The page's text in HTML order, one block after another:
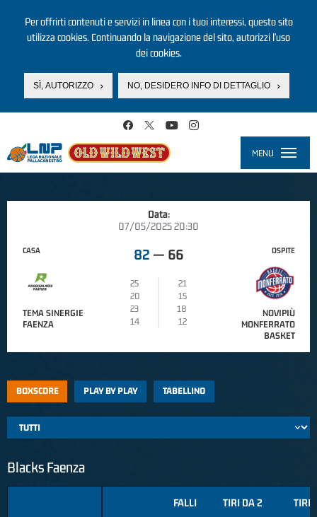
Per offrirti contenuti e servizi in linea con i tuoi interessi, questo sito
utilizza cookies. Continuando la navigazione del sito, autorizzi l’uso
dei cookies.
SÌ, AUTORIZZO NO, DESIDERO INFO DI DETTAGLIO
MENU
Data:
07/05/2025 20:30
CASA
TEMA SINERGIE
FAENZA
82 — 66
25
21
20
15
23
18
14
12
OSPITE
NOVIPIÙ
MONFERRATO
BASKET
BOXSCORE PLAY BY PLAY TABELLINO
Blacks Faenza
FALLI TIRI DA 2 TIRI